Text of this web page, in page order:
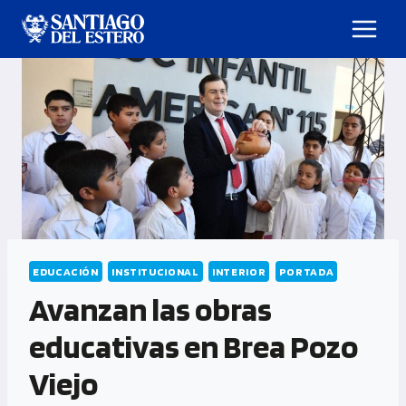
EDUCACIÓN INSTITUCIONAL INTERIOR PORTADA
Avanzan las obras
educativas en Brea Pozo
Viejo